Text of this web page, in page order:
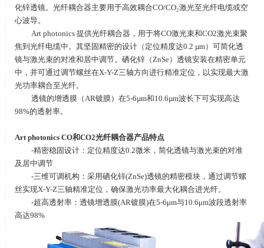
化锌透镜。光纤耦合器主要用于高效耦合CO/CO₂激光至光纤电缆或空
心波导。
Art photonics 提供光纤耦合器，用于将CO激光束和CO2激光束聚
焦到光纤电缆中。其坚固精密的设计（定位精度达0.2 µm）可简化透
镜与激光束的对准和居中调节。硒化锌（ZnSe）透镜安装在精密单元
中，并可通过调节螺丝在X-Y-Z三轴方向进行精准定位，以实现最大激
光功率耦合至光纤。
透镜的增透膜（AR镀膜）在5-6µm和10.6µm波长下可实现高达
98%的透射率。
Art photonics CO和CO2光纤耦合器产品特点
-精密稳固设计：定位精度达0.2微米，简化透镜与激光束的对准
及居中调节
-三维可调机构：采用硒化锌(ZnSe)透镜的精密模块，通过调节螺
丝实现X-Y-Z三轴精准定位，确保激光功率最大化耦合进光纤。
-超高透射率：透镜增透膜(AR镀膜)在5-6μm与10.6μm波段透射率
高达98%